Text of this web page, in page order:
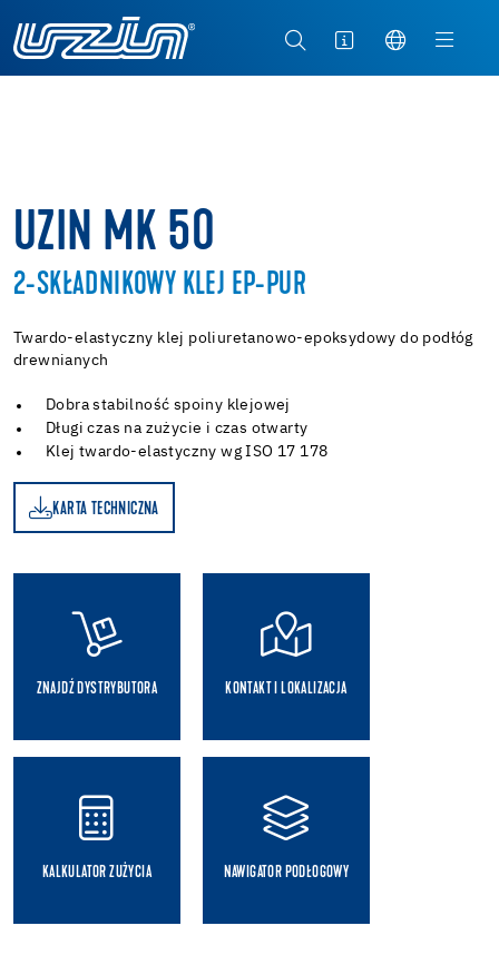
UZIN MK 50
2-SKŁADNIKOWY KLEJ EP-PUR
Twardo-elastyczny klej poliuretanowo-epoksydowy do podłóg
drewnianych
Dobra stabilność spoiny klejowej
Długi czas na zużycie i czas otwarty
Klej twardo-elastyczny wg ISO 17 178
KARTA TECHNICZNA
ZNAJDŹ DYSTRYBUTORA KONTAKT I LOKALIZACJA
KALKULATOR ZUŻYCIA NAWIGATOR PODŁOGOWY